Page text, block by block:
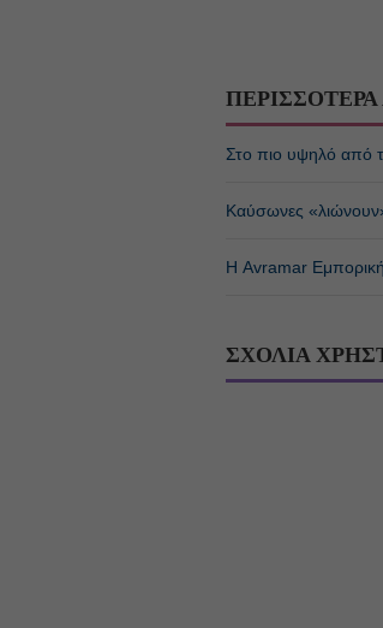
ΠΕΡΙΣΣΟΤΕΡΑ
Στο πιο υψηλό από
Καύσωνες
Η Avramar
ΣΧΟΛΙΑ